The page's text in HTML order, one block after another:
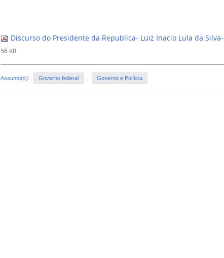
Discurso do Presidente da Republica- Luiz Inacio Lula da
56 KB
Assunto(s): Governo federal Governo e Política